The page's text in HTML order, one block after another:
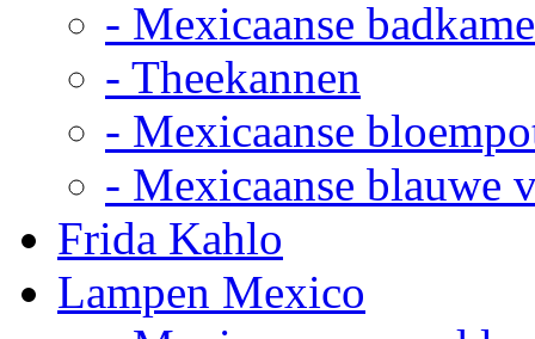
- Mexicaanse
- Theekannen
- Mexicaanse
- Mexicaanse blauwe
Frida Kahlo
Lampen Mexico